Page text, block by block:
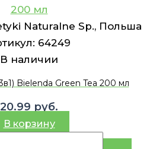
200 мл
Naturalne Sp., Польша
64249
В наличии
Bielenda Green Tea 200 мл
20.99 руб.
В корзину